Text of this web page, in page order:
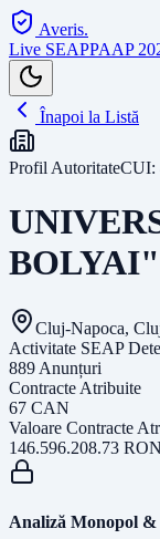
Averis.
Live SEAPPAAP
Înapoi la Listă
Profil AutoritateCUI:
BOLYAI"
Cluj-Napoca,
Activitate SEAP
889 Anunțuri
Contracte Atribuite
67 CAN
Valoare Contracte
146.596.208.73 RON
Analiză Monopol